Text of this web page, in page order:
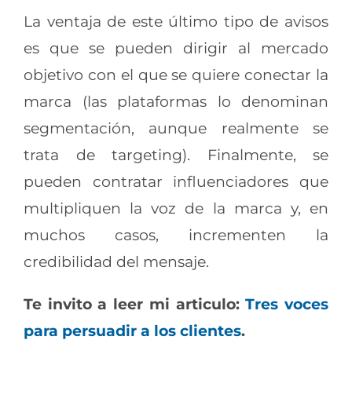
La ventaja de este último tipo de avisos
es que se pueden dirigir al mercado
objetivo con el que se quiere conectar la
marca (las plataformas lo denominan
segmentación, aunque realmente se
trata de targeting). Finalmente, se
pueden contratar influenciadores que
multipliquen la voz de la marca y, en
muchos casos, incrementen la
credibilidad del mensaje.
Te invito a leer mi articulo:Tres voces
para persuadir a los clientes.